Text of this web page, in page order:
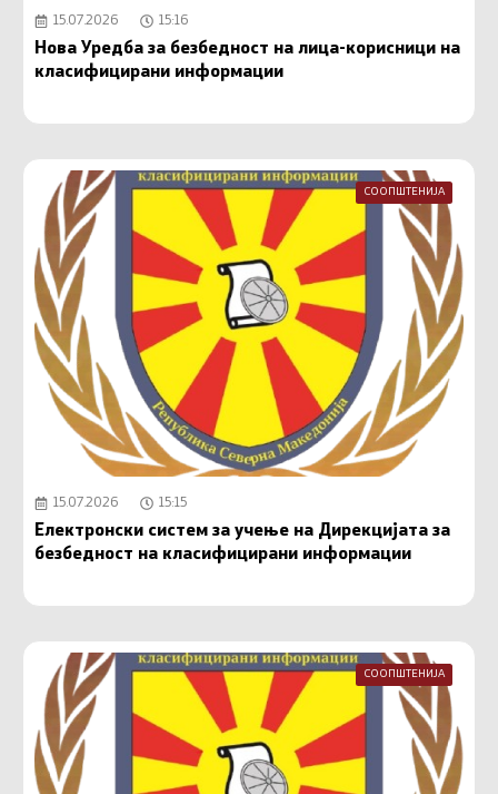
15.07.2026 15:16
Нова Уредба за безбедност на лица-корисници на
класифицирани информации
СООПШТЕНИЈА
15.07.2026 15:15
Електронски систем за учење на Дирекцијата за
безбедност на класифицирани информации
СООПШТЕНИЈА